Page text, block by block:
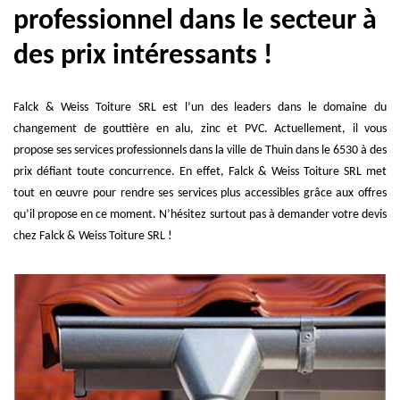
professionnel dans le secteur à
des prix intéressants !
Falck & Weiss Toiture SRL est l’un des leaders dans le domaine du
changement de gouttière en alu, zinc et PVC. Actuellement, il vous
propose ses services professionnels dans la ville de Thuin dans le 6530 à des
prix défiant toute concurrence. En effet, Falck & Weiss Toiture SRL met
tout en œuvre pour rendre ses services plus accessibles grâce aux offres
qu’il propose en ce moment. N’hésitez surtout pas à demander votre devis
chez Falck & Weiss Toiture SRL !